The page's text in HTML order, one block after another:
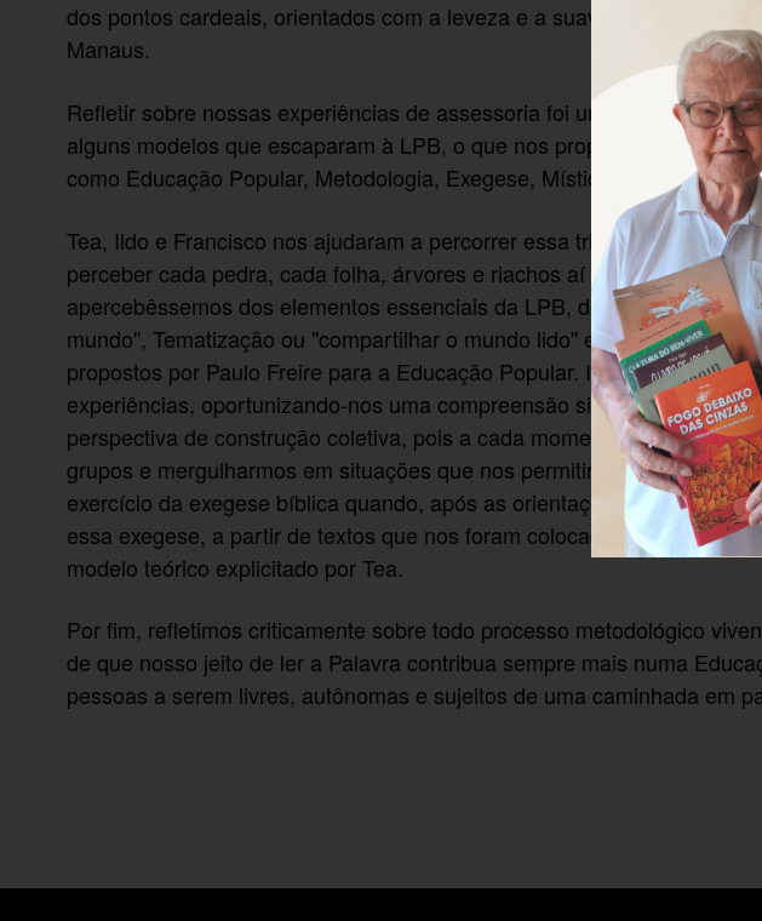
dos pontos cardeais, orientados com a leveza e a suavidade do grupo
Manaus.
Refletir sobre nossas experiências de assessoria foi um momento forte
alguns modelos que escaparam à LPB, o que nos proporcionou
como Educação Popular, Metodologia, Exegese, Mística…
Tea, Ildo e Francisco nos ajudaram a percorrer essa trilha, fazendo
perceber cada pedra, cada folha, árvores e riachos aí presentes,
apercebêssemos dos elementos essenciais da LPB, destacando-se aí
mundo", Tematização ou "compartilhar o mundo lido" e
propostos por Paulo Freire para a Educação Popular. Isso nos levou a
experiências, oportunizando-nos uma compreensão significativa do
perspectiva de construção coletiva, pois a cada momento do estudo,
grupos e mergulharmos em situações que nos permitiram exercitar o
exercício da exegese bíblica quando, após as orientações dos nossos
essa exegese, a partir de textos que nos foram colocados,
modelo teórico explicitado por Tea.
Por fim, refletimos criticamente sobre todo processo metodológico
de que nosso jeito de ler a Palavra contribua sempre mais numa
pessoas a serem livres, autônomas e sujeitos de uma caminhada em